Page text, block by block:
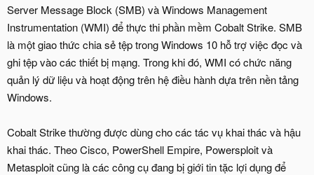
Server Message Block (SMB) và Windows Management
Instrumentation (WMI) để thực thi phần mềm Cobalt Strike. SMB
là một giao thức chia sẻ tệp trong Windows 10 hỗ trợ việc đọc và
ghi tệp vào các thiết bị mạng. Trong khi đó, WMI có chức năng
quản lý dữ liệu và hoạt động trên hệ điều hành dựa trên nền tảng
Windows.
Cobalt Strike thường được dùng cho các tác vụ khai thác và hậu
khai thác. Theo Cisco, PowerShell Empire, Powersploit và
Metasploit cũng là các công cụ đang bị giới tin tặc lợi dụng để